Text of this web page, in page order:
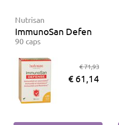
Nutrisan
ImmunoSan Defense
90 caps
€ 71,93
€ 61,14